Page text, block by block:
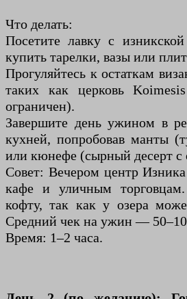
Что делать:
Посетите лавку с
купить тарелки, вазы или
Прогуляйтесь к остаткам
таких как церковь
ограничен).
Завершите день ужином в
кухней, попробовав манты
или кюнефе (сырный десерт с
Совет: Вечером центр Изника
кафе и уличным
кофту, так как у озера
Средний чек на ужин —
Время: 1–2 часа.